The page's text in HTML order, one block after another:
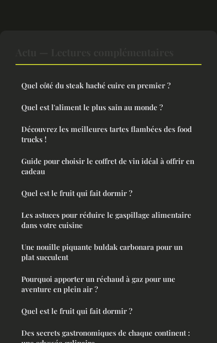
Quel côté du steak haché cuire en premier ?
Quel est l'aliment le plus sain au monde ?
Découvrez les meilleures tartes flambées des food
trucks !
Guide pour choisir le coffret de vin idéal à offrir en
cadeau
Quel est le fruit qui fait dormir ?
Les astuces pour réduire le gaspillage alimentaire
dans votre cuisine
Une nouille piquante buldak carbonara pour un
plat succulent
Pourquoi apporter un réchaud à gaz pour une
aventure en plein air ?
Quel est le fruit qui fait dormir ?
Des secrets gastronomiques de chaque continent :